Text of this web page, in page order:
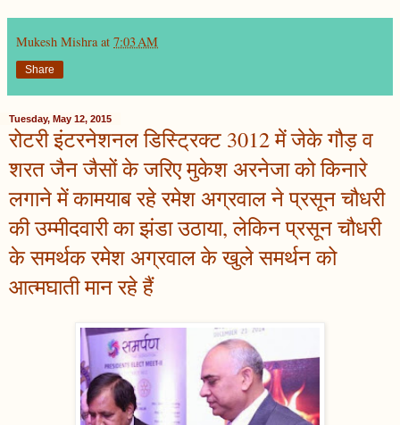
Mukesh Mishra at 7:03 AM
Share
Tuesday, May 12, 2015
रोटरी इंटरनेशनल डिस्ट्रिक्ट 3012 में जेके गौड़ व
शरत जैन जैसों के जरिए मुकेश अरनेजा को किनारे
लगाने में कामयाब रहे रमेश अग्रवाल ने प्रसून चौधरी
की उम्मीदवारी का झंडा उठाया, लेकिन प्रसून चौधरी
के समर्थक रमेश अग्रवाल के खुले समर्थन को
आत्मघाती मान रहे हैं